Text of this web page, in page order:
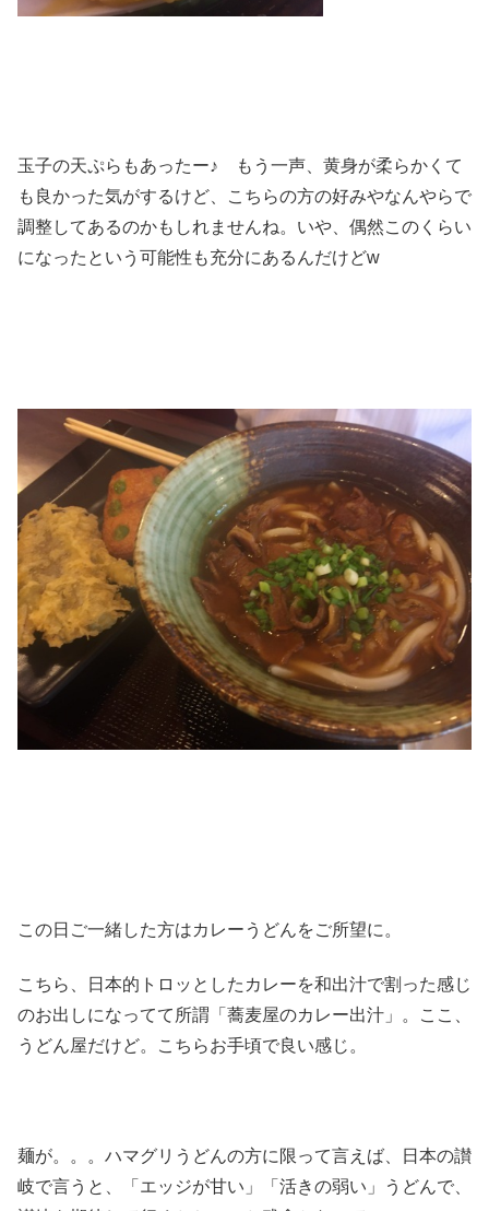
玉子の天ぷらもあったー♪ もう一声、黄身が柔らかくて
も良かった気がするけど、こちらの方の好みやなんやらで
調整してあるのかもしれませんね。いや、偶然このくらい
になったという可能性も充分にあるんだけどw
この日ご一緒した方はカレーうどんをご所望に。
こちら、日本的トロッとしたカレーを和出汁で割った感じ
のお出しになってて所謂「蕎麦屋のカレー出汁」。ここ、
うどん屋だけど。こちらお手頃で良い感じ。
麺が。。。ハマグリうどんの方に限って言えば、日本の讃
岐で言うと、「エッジが甘い」「活きの弱い」うどんで、